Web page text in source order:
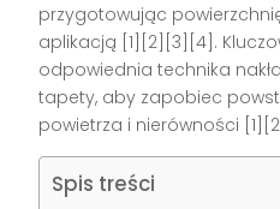
przygotowując
aplikacją [1][2][3][4] .
odpowiednia technika
tapety, aby zapobiec
powietrza i nierówności
Spis treści